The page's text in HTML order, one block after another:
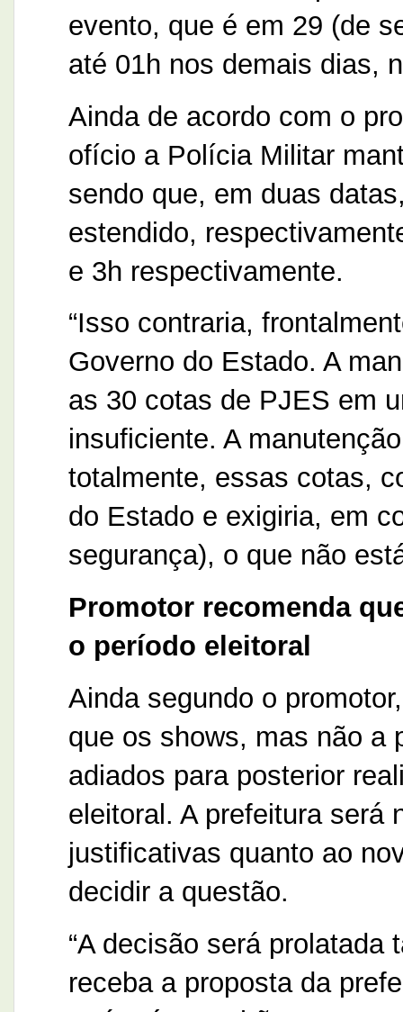
evento, que é em 29 (de
até 01h nos demais dias,
Ainda de acordo com o
ofício a Polícia Militar
sendo que, em duas
estendido,
e 3h respectivamente.
“Isso contraria,
Governo do Estado. A
as 30 cotas de PJES em
insuficiente. A
totalmente, essas cotas,
do Estado e exigiria, em
segurança), o que não
Promotor recomenda
o período eleitoral
Ainda segundo o
que os shows, mas não a
adiados para posterior
eleitoral. A prefeitura será
justificativas quanto ao
decidir a questão.
“A decisão será prolatada
receba a proposta da